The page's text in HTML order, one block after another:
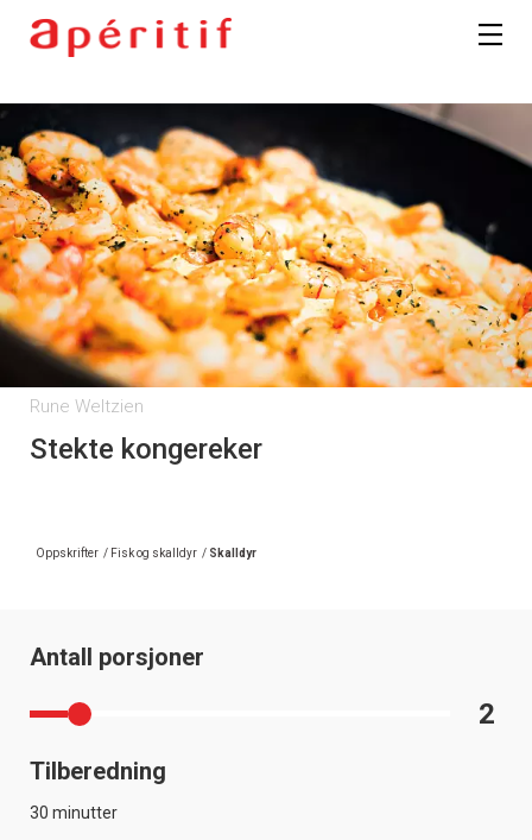
Rune Weltzien
Stekte kongereker
Oppskrifter / Fisk og skalldyr / Skalldyr
Antall porsjoner
2
Tilberedning
30 minutter